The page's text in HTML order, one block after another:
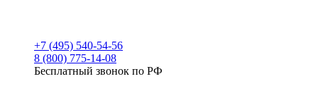
+7 (495) 540-54-56
8 (800) 775-14-08
Бесплатный звонок по РФ